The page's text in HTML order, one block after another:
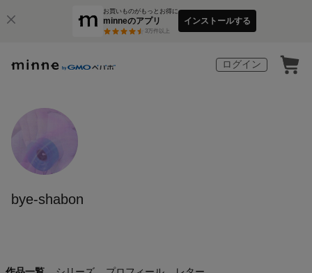
お買いものがもっとお得に
minneのアプリ
3万件以上
インストールする
ログイン
bye-shabon